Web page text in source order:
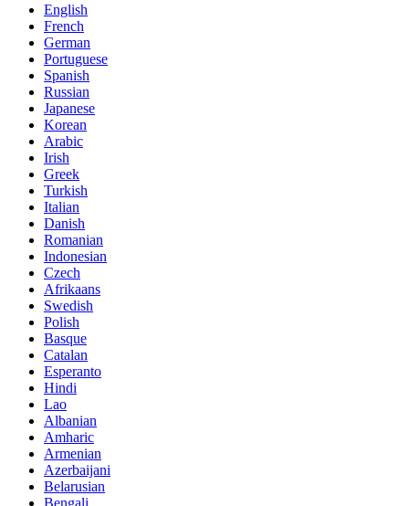
English
French
German
Portuguese
Spanish
Russian
Japanese
Korean
Arabic
Irish
Greek
Turkish
Italian
Danish
Romanian
Indonesian
Czech
Afrikaans
Swedish
Polish
Basque
Catalan
Esperanto
Hindi
Lao
Albanian
Amharic
Armenian
Azerbaijani
Belarusian
Bengali